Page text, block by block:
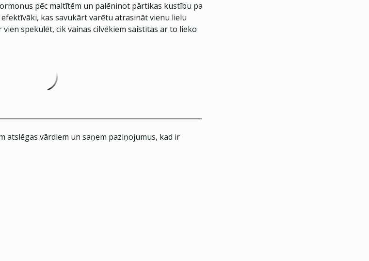
pēc maltītēm un palēninot pārtikas kustību pa
kas savukārt varētu atrasināt vienu lielu
vien spekulēt, cik vainas cilvēkiem saistītas ar to lieko
atslēgas vārdiem un saņem paziņojumus, kad ir